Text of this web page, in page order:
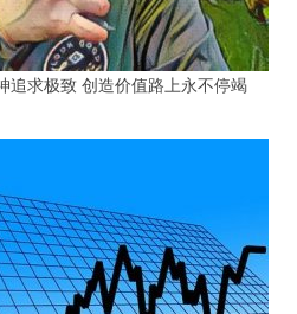
追求极致 创造价值路上永不停竭